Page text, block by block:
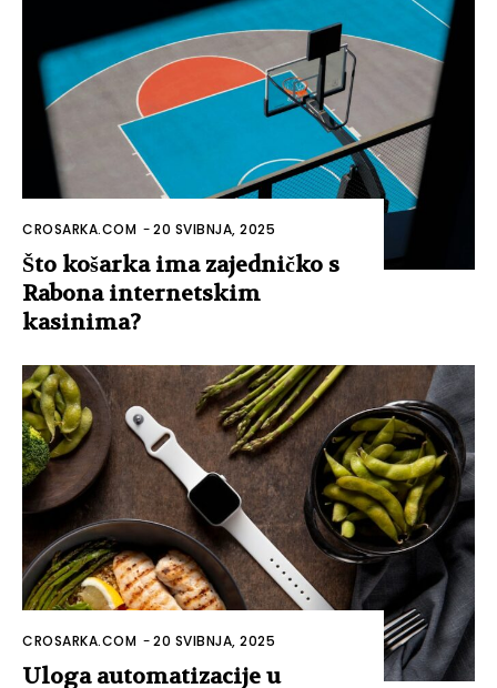
CROSARKA.COM -20 SVIBNJA, 2025
Što košarka ima zajedničko s
Rabona internetskim
kasinima?
CROSARKA.COM -20 SVIBNJA, 2025
Uloga automatizacije u